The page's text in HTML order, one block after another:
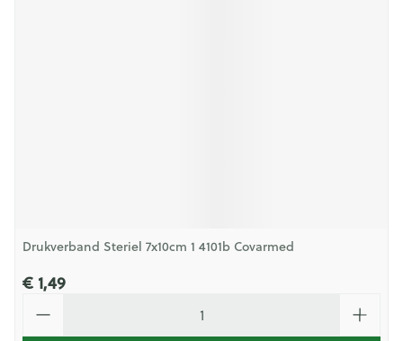
Drukverband Steriel 7x10cm 1 4101b Covarmed
€ 1,49